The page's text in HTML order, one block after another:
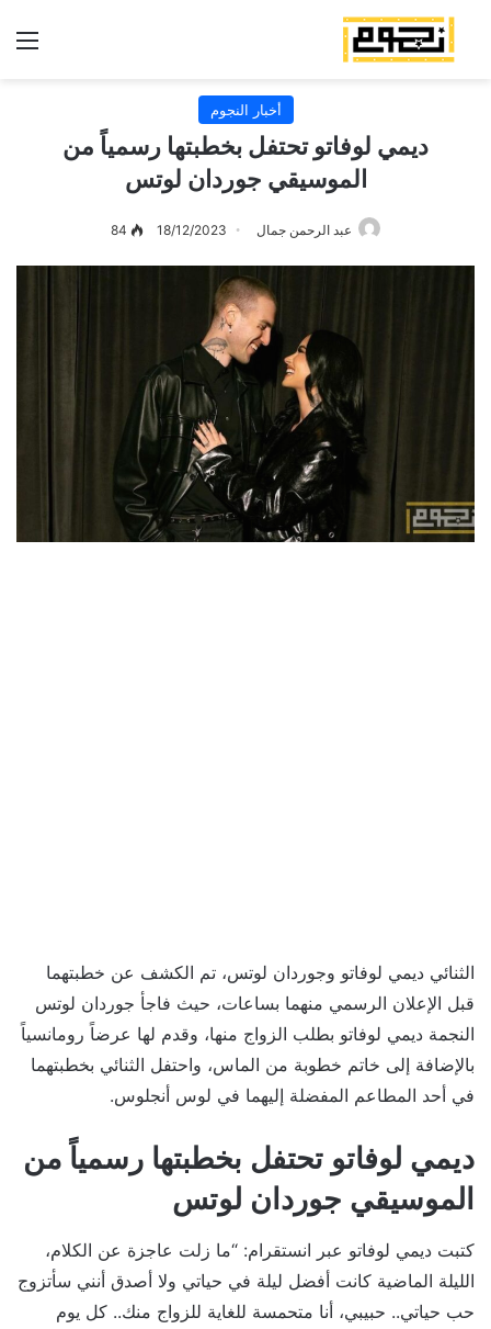
أخبار النجوم
ديمي لوفاتو تحتفل بخطبتها رسمياً من
الموسيقي جوردان لوتس
عبد الرحمن جمال 18/12/2023
84
الثنائي ديمي لوفاتو وجوردان لوتس، تم الكشف عن خطبتهما
قبل الإعلان الرسمي منهما بساعات، حيث فاجأ جوردان لوتس
النجمة ديمي لوفاتو بطلب الزواج منها، وقدم لها عرضاً رومانسياً
بالإضافة إلى خاتم خطوبة من الماس، واحتفل الثنائي بخطبتهما
في أحد المطاعم المفضلة إليهما في لوس أنجلوس.
ديمي لوفاتو تحتفل بخطبتها رسمياً من
الموسيقي جوردان لوتس
كتبت ديمي لوفاتو عبر انستقرام: “ما زلت عاجزة عن الكلام،
الليلة الماضية كانت أفضل ليلة في حياتي ولا أصدق أنني سأتزوج
حب حياتي.. حبيبي، أنا متحمسة للغاية للزواج منك.. كل يوم